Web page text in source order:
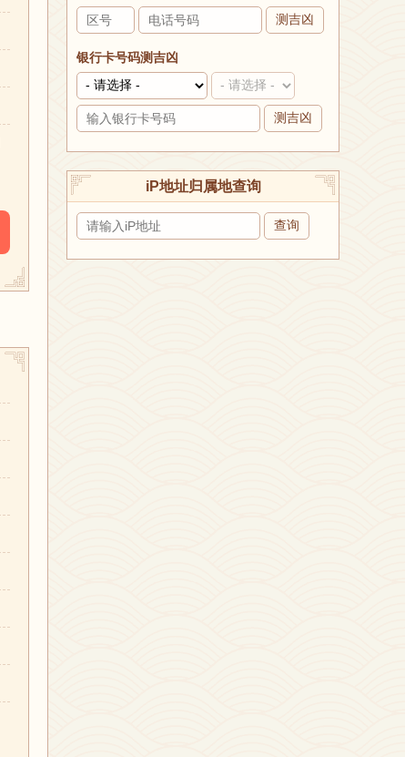
测吉凶
银行卡号码测吉凶
测吉凶
iP地址归属地查询
查询